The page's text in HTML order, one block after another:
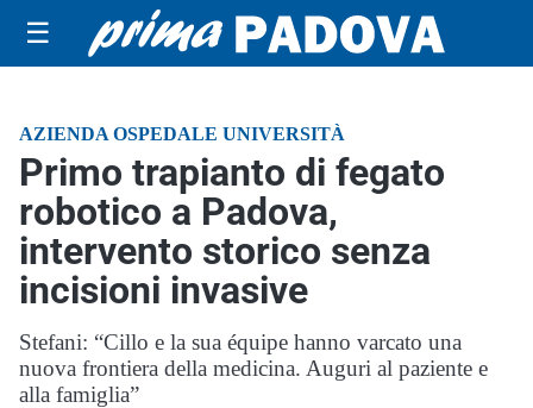
☰
AZIENDA OSPEDALE UNIVERSITÀ
Primo trapianto di fegato
robotico a Padova,
intervento storico senza
incisioni invasive
Stefani: “Cillo e la sua équipe hanno varcato una
nuova frontiera della medicina. Auguri al paziente e
alla famiglia”